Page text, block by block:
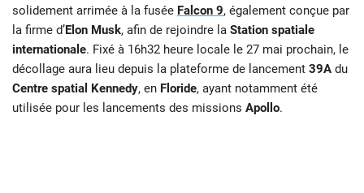
solidement arrimée à la fusée Falcon 9, également conçue par
la firme d’Elon Musk, afin de rejoindre la Station spatiale
internationale. Fixé à 16h32 heure locale le 27 mai prochain, le
décollage aura lieu depuis la plateforme de lancement 39A du
Centre spatial Kennedy, en Floride, ayant notamment été
utilisée pour les lancements des missions Apollo.